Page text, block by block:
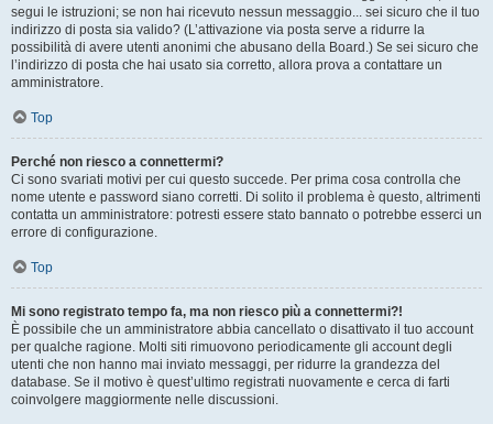
segui le istruzioni; se non hai ricevuto nessun messaggio... sei sicuro che il tuo
indirizzo di posta sia valido? (L’attivazione via posta serve a ridurre la
possibilità di avere utenti anonimi che abusano della Board.) Se sei sicuro che
l’indirizzo di posta che hai usato sia corretto, allora prova a contattare un
amministratore.
Top
Perché non riesco a connettermi?
Ci sono svariati motivi per cui questo succede. Per prima cosa controlla che
nome utente e password siano corretti. Di solito il problema è questo, altrimenti
contatta un amministratore: potresti essere stato bannato o potrebbe esserci un
errore di configurazione.
Top
Mi sono registrato tempo fa, ma non riesco più a connettermi?!
È possibile che un amministratore abbia cancellato o disattivato il tuo account
per qualche ragione. Molti siti rimuovono periodicamente gli account degli
utenti che non hanno mai inviato messaggi, per ridurre la grandezza del
database. Se il motivo è quest’ultimo registrati nuovamente e cerca di farti
coinvolgere maggiormente nelle discussioni.